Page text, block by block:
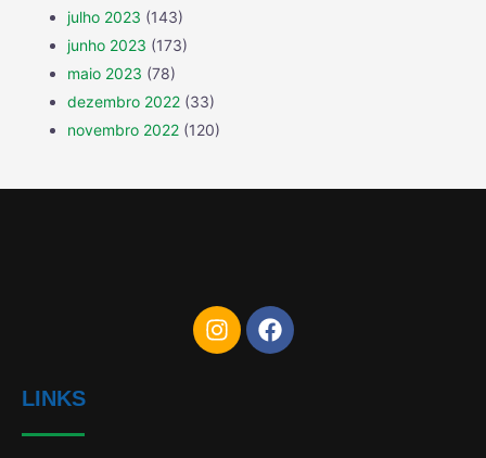
julho 2023 (143)
junho 2023 (173)
maio 2023 (78)
dezembro 2022 (33)
novembro 2022 (120)
LINKS